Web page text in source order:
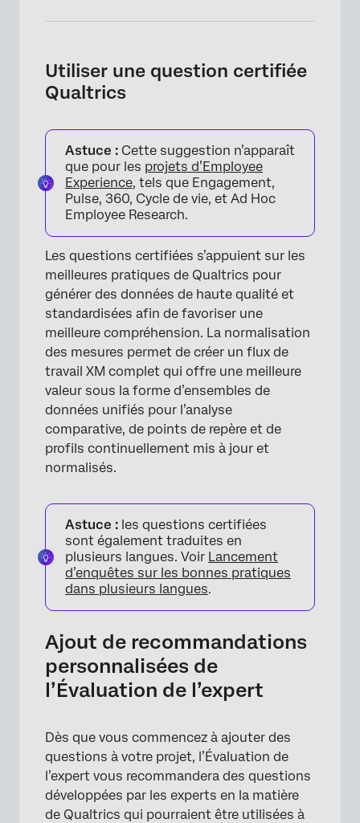
×
×
Utiliser une question certifiée
Qualtrics
Astuce : Cette suggestion n’apparaît
que pour les projets d’Employee
Experience, tels que Engagement,
Pulse, 360, Cycle de vie, et Ad Hoc
Employee Research.
Les questions certifiées s’appuient sur les
meilleures pratiques de Qualtrics pour
générer des données de haute qualité et
standardisées afin de favoriser une
meilleure compréhension. La normalisation
des mesures permet de créer un flux de
travail XM complet qui offre une meilleure
valeur sous la forme d’ensembles de
données unifiés pour l’analyse
comparative, de points de repère et de
profils continuellement mis à jour et
normalisés.
Astuce : les questions certifiées
sont également traduites en
plusieurs langues. Voir Lancement
d’enquêtes sur les bonnes pratiques
dans plusieurs langues.
Ajout de recommandations
personnalisées de
l’Évaluation de l’expert
Dès que vous commencez à ajouter des
questions à votre projet, l’Évaluation de
l’expert vous recommandera des questions
développées par les experts en la matière
de Qualtrics qui pourraient être utilisées à